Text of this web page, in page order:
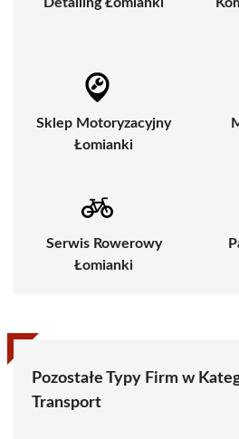
Sklep Motoryzacyjny
Łomianki
Serwis Rowerowy
Łomianki
Pozostałe Typy Firm w
Transport